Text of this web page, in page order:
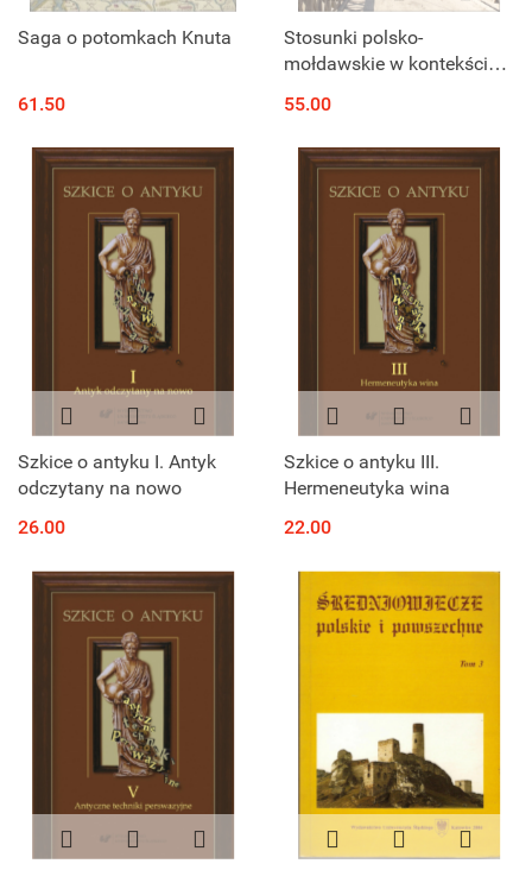
Saga o potomkach Knuta
61.50
Stosunki polsko-
mołdawskie w kontekście
na przełomie XV i XVI
wieku
55.00
Szkice o antyku I. Antyk
odczytany na nowo
26.00
Szkice o antyku III.
Hermeneutyka wina
22.00